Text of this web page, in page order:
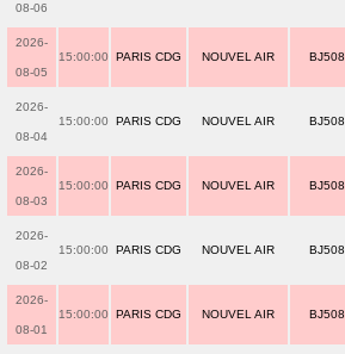
08-06
2026-
08-05
15:00:00 PARIS CDG NOUVEL AIR BJ508
2026-
08-04
15:00:00 PARIS CDG NOUVEL AIR BJ508
2026-
08-03
15:00:00 PARIS CDG NOUVEL AIR BJ508
2026-
08-02
15:00:00 PARIS CDG NOUVEL AIR BJ508
2026-
08-01
15:00:00 PARIS CDG NOUVEL AIR BJ508